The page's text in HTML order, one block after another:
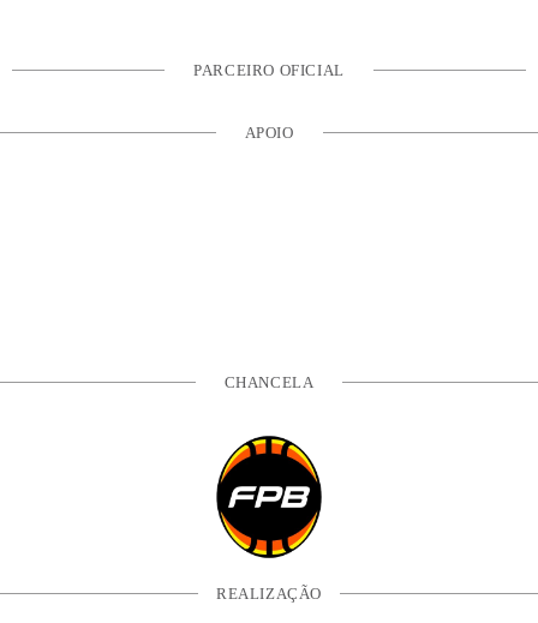
PARCEIRO OFICIAL
APOIO
CHANCELA
REALIZAÇÃO